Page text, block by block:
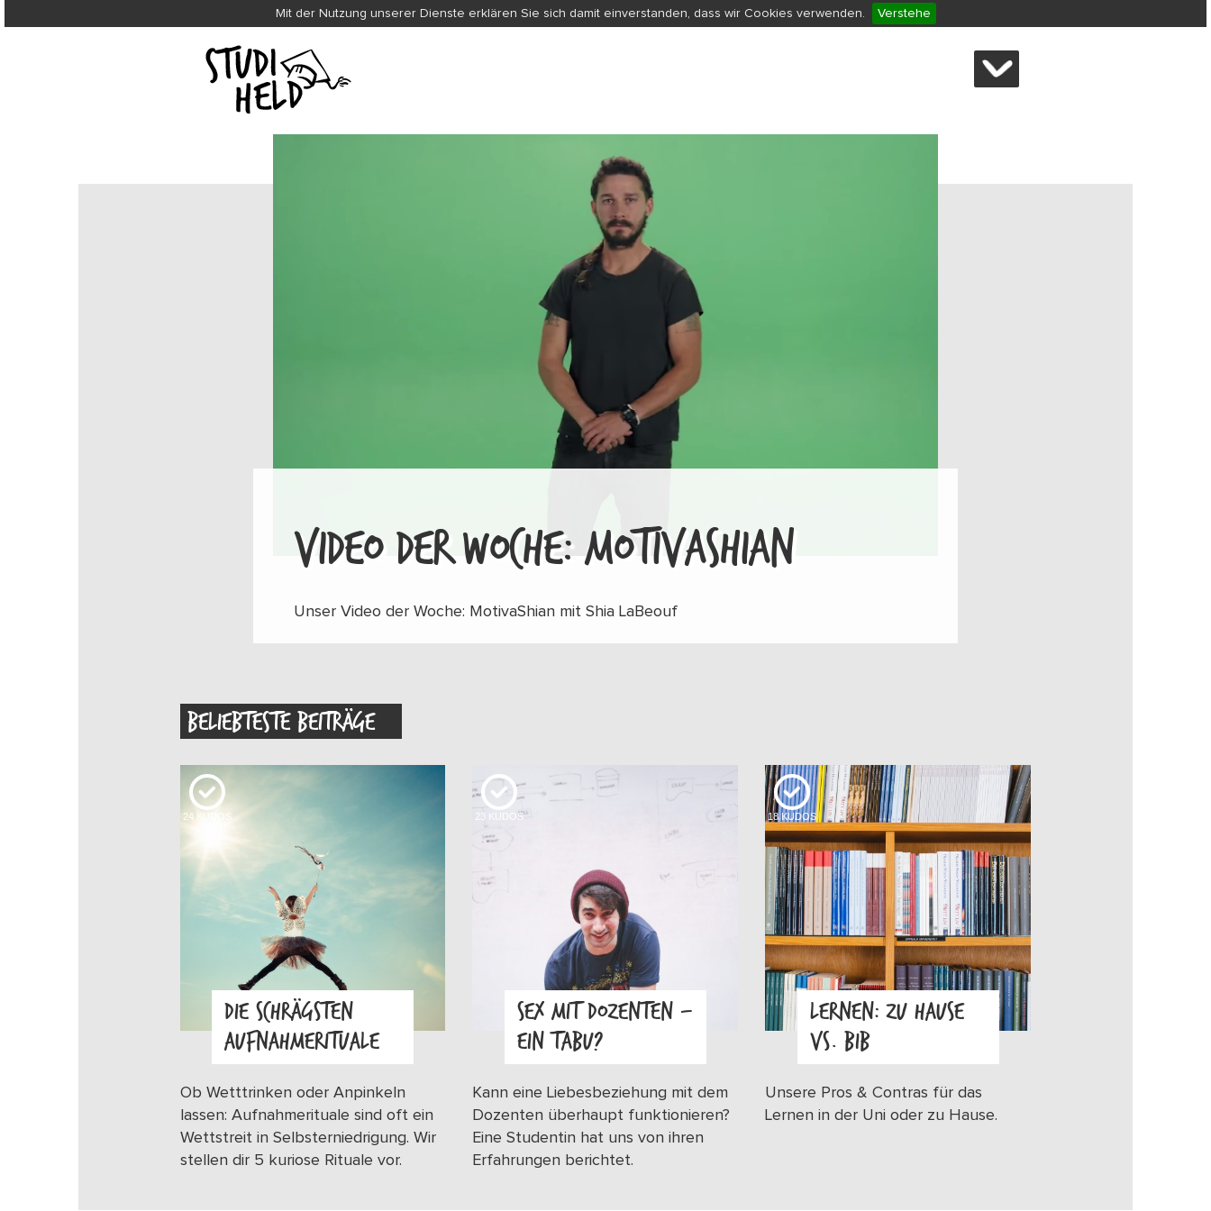
Mit der Nutzung unserer Dienste erklären Sie sich damit einverstanden, dass wir Cookies verwenden. Verstehe
VIDEO DER WOCHE: MOTIVASHIAN
Unser Video der Woche: MotivaShian mit Shia LaBeouf
BELIEBTESTE BEITRÄGE
24 KUDOS
DIE SCHRÄGSTEN
AUFNAHMERITUALE
Ob Wetttrinken oder Anpinkeln
lassen: Aufnahmerituale sind oft ein
Wettstreit in Selbsterniedrigung. Wir
stellen dir 5 kuriose Rituale vor.
23 KUDOS
SEX MIT DOZENTEN –
EIN TABU?
Kann eine Liebesbeziehung mit dem
Dozenten überhaupt funktionieren?
Eine Studentin hat uns von ihren
Erfahrungen berichtet.
18 KUDOS
LERNEN: ZU HAUSE
VS. BIB
Unsere Pros & Contras für das
Lernen in der Uni oder zu Hause.